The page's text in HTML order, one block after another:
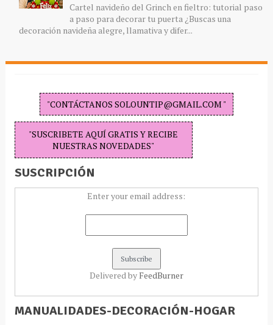
Cartel navideño del Grinch en fieltro: tutorial paso
a paso para decorar tu puerta ¿Buscas una
decoración navideña alegre, llamativa y difer...
"CONTÁCTANOS SOLOUNTIP@GMAIL.COM "
"SUSCRIBETE AQUÍ GRATIS Y RECIBE
NUESTRAS NOVEDADES"
SUSCRIPCIÓN
Enter your email address:
Delivered by FeedBurner
MANUALIDADES-DECORACIÓN-HOGAR